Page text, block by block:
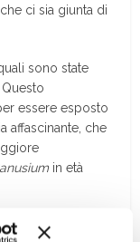
ci sia giunta di
sono state
essere esposto
affascinante, che
in età